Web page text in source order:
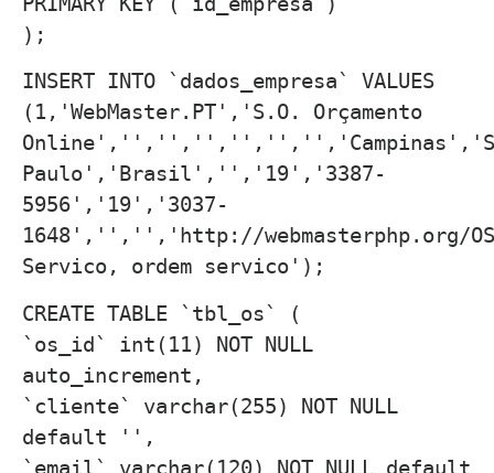
);
INSERT INTO `dados_empresa` VALUES
(1,'WebMaster.PT','S.O. Orçamento
Paulo','Brasil','','19','3387-
5956','19','3037-
1648','','','http://
Servico, ordem servico');
CREATE TABLE `tbl_os` (
`os_id` int(11) NOT NULL
auto_increment,
`cliente` varchar(255) NOT NULL
default '',
`email` varchar(120) NOT NULL default